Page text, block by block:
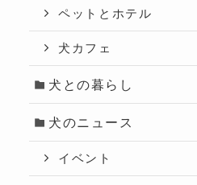
ペットとホテル
犬カフェ
犬との暮らし
犬のニュース
イベント